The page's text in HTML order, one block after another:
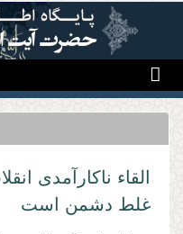
رفتن به محتوای اصلی
القاء ناکارآمدی
غلط دشمن است